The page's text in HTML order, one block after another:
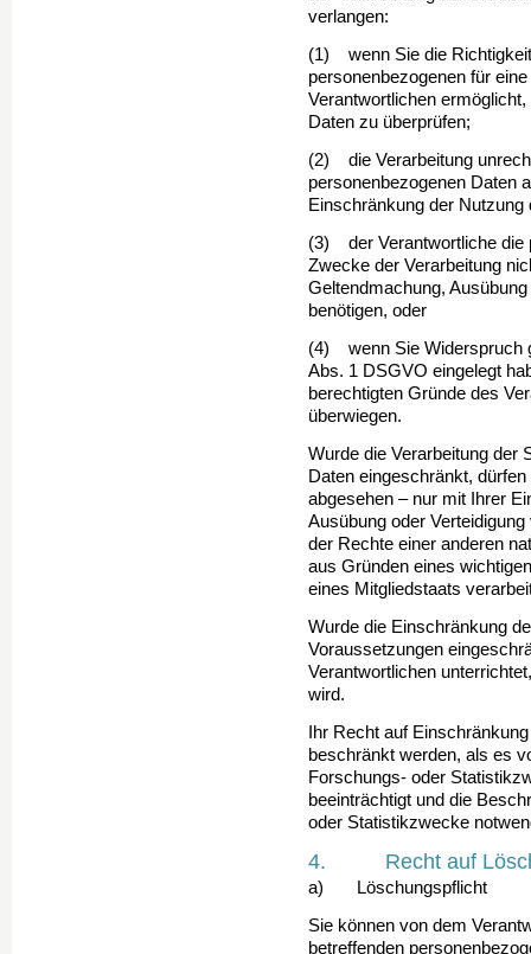
verlangen:
(1) wenn Sie die
personenbezogenen für
Verantwortlichen
Daten zu überprüfen;
(2) die Verarbeitung
personenbezogenen Da­ten
Einschränkung der
(3) der Verantwortliche die
Zwecke der Verarbeitung
Geltendmachung,
benötigen, oder
(4) wenn Sie Widerspruch
Abs. 1 DSGVO eingelegt
berechtigten Gründe des
überwiegen.
Wurde die Verarbeitung der
Daten eingeschränkt,
abgesehen – nur mit Ihrer
Ausübung oder
der Rechte einer anderen
aus Gründen eines
eines Mitgliedstaats
Wurde die Einschränkung
Voraussetzungen
Verantwortlichen
wird.
Ihr Recht auf
beschränkt werden, als es
Forschungs- oder
beeinträchtigt und die
oder Statistikzwecke
4. Recht auf
a) Löschungspflicht
Sie können von dem
betreffenden